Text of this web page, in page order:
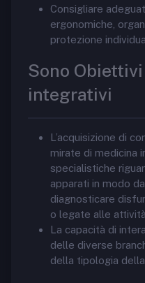
Consigliare
ergonomiche,
protezione
Sono
integrativi
L’acquisizione di
mirate di medicina
specialistiche
apparati in modo
diagnosticare
o legate alle
La capacità di
delle diverse
della tipologia